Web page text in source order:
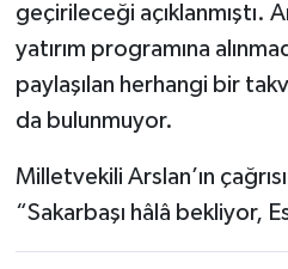
geçirileceği açıklanmıştı.
yatırım programına
paylaşılan herhangi bir
da bulunmuyor.
Milletvekili Arslan’ın
“Sakarbaşı hâlâ bekliyor,